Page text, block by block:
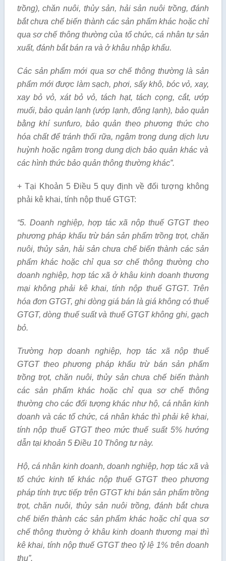
trồng), chăn nuôi, thủy sản, hải sản nuôi trồng, đánh
bắt chưa chế biến thành các sản phẩm khác hoặc chỉ
qua sơ chế thông thường của tổ chức, cá nhân tự sản
xuất, đánh bắt bán ra và ở khâu nhập khẩu.
Các sản phẩm mới qua sơ chế thông thường là sản
phẩm mới được làm sạch, phơi, sấy khô, bóc vỏ, xay,
xay bỏ vỏ, xát bỏ vỏ, tách hạt, tách cọng, cắt, ướp
muối, bảo quản lạnh (ướp lạnh, đông lạnh), bảo quản
bằng khí sunfuro, bảo quản theo phương thức cho
hóa chất đểtránh thối rữa, ngâm trong dung dịch lưu
huỳnh hoặc ngâm trong dung dịch bảo quản khác và
các hình thức bảo quản thông thường khác”.
+ Tại Khoản 5 Điều 5 quy định về đối tượng không
phải kê khai, tính nộp thuế GTGT:
“5. Doanh nghiệp, hợp tác xã nộp thuế GTGT theo
phương pháp khấu trừ bán sản phẩm trồng trọt, chăn
nuôi, thủy sản, hải sản chưa chếbiến thành các sản
phẩm khác hoặc chỉ qua sơ chế thông thường cho
doanh nghiệp, hợp tác xã ở khâu kinh doanh thương
mại không phải kê khai, tính nộp thuế GTGT. Trên
hóa đơn GTGT, ghi dòng giá bán là giá không có thuế
GTGT, dòng thuế suất và thuế GTGT không ghi, gạch
bỏ.
Trường hợp doanh nghiệp, hợp tác xã nộp thuế
GTGT theo phương pháp khấu trừ bán sản phẩm
trồng trọt, chăn nuôi, thủy sản chưa chế biến thành
các sản phẩm khác hoặc chỉ qua sơ chế thông
thường cho các đối tượng khác như hộ, cá nhân kinh
doanh và các tổ chức, cá nhân khác thì phải kê khai,
tính nộp thuế GTGT theo mức thuế suất 5% hướng
dẫn tại khoản 5 Điều 10 Thông tư này.
Hộ, cá nhân kinh doanh, doanh nghiệp, hợp tác xã và
tổ chức kinh tế khác nộp thuế GTGT theo phương
pháp tính trực tiếp trên GTGT khi bán sản phẩm trồng
trọt, chăn nuôi, thủy sản nuôi trồng, đánh bắt chưa
chế biến thành các sản phẩm khác hoặc chỉ qua sơ
chếthông thường ở khâu kinh doanh thương mại thì
kê khai, tính nộp thuế GTGT theo tỷ lệ 1% trên doanh
thu”.